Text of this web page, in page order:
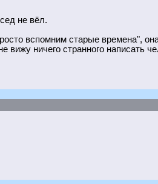
не вёл.
вспомним старые времена",
ничего странного написать